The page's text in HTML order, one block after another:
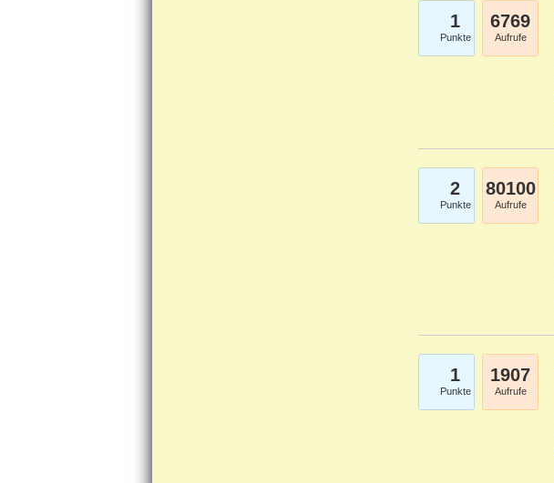
1
Punkte
6769
Aufrufe
2
Punkte
80100
Aufrufe
1
Punkte
1907
Aufrufe